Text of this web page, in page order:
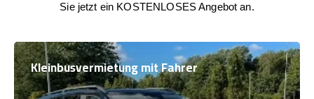
Sie jetzt ein KOSTENLOSES Angebot an.
Kleinbusvermietung mit Fahrer